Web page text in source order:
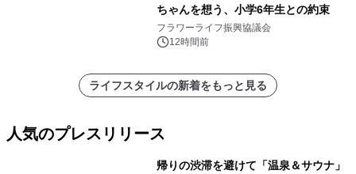
ちゃんを想う、小学6年生との約束
フラワーライフ振興協議会
12時間前
ライフスタイルの新着をもっと見る
人気のプレスリリース
帰りの渋滞を避けて「温泉＆サウナ」